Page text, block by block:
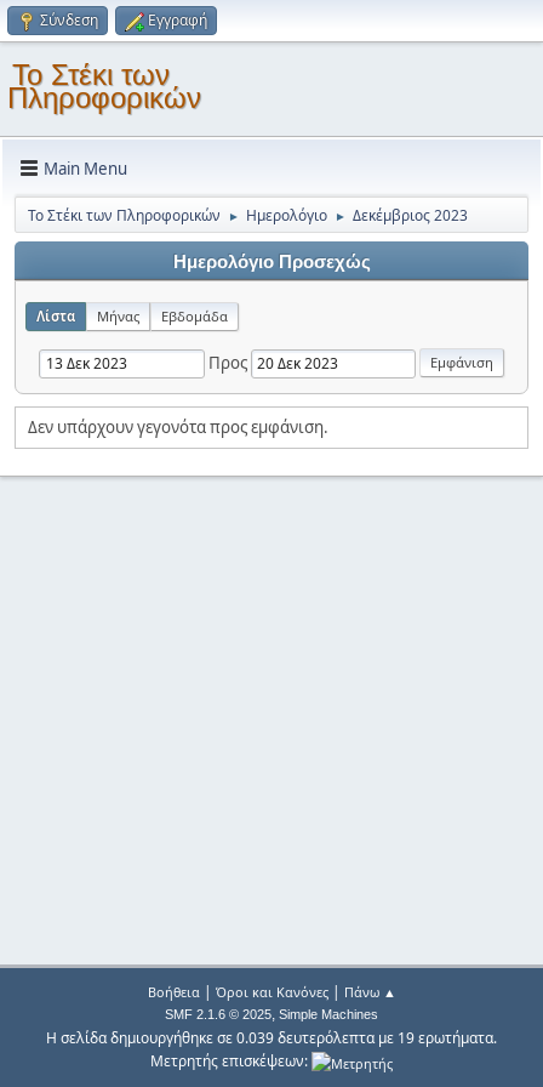
Σύνδεση Εγγραφή
Το Στέκι των
Πληροφορικών
Main Menu
Το Στέκι των Πληροφορικών ► Ημερολόγιο ► Δεκέμβριος 2023
Ημερολόγιο Προσεχώς
Λίστα Μήνας Εβδομάδα
Προς
Δεν υπάρχουν γεγονότα προς εμφάνιση.
Βοήθεια| Όροι και Κανόνες| Πάνω ▲
SMF 2.1.6 © 2025, Simple Machines
Η σελίδα δημιουργήθηκε σε 0.039 δευτερόλεπτα με 19 ερωτήματα.
Μετρητής επισκέψεων: